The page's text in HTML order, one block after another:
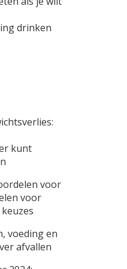
drinken
kunt
voor
voor
voeding en
afvallen